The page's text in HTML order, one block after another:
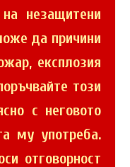
незащитени
да причини
експлозия
този
с неговото
му употреба.
отговорност